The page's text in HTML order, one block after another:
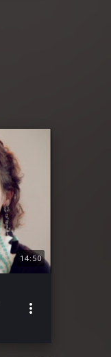
14:50